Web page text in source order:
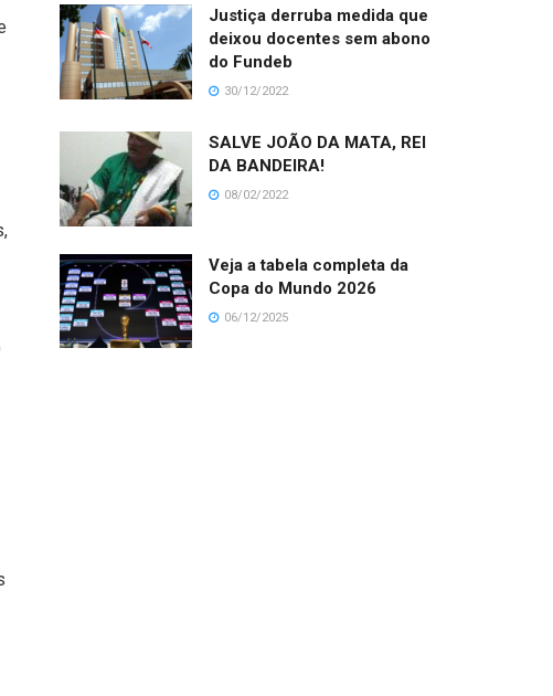
Justiça derruba medida que
deixou docentes sem abono
do Fundeb
30/12/2022
SALVE JOÃO DA MATA, REI
DA BANDEIRA!
08/02/2022
Veja a tabela completa da
Copa do Mundo 2026
06/12/2025